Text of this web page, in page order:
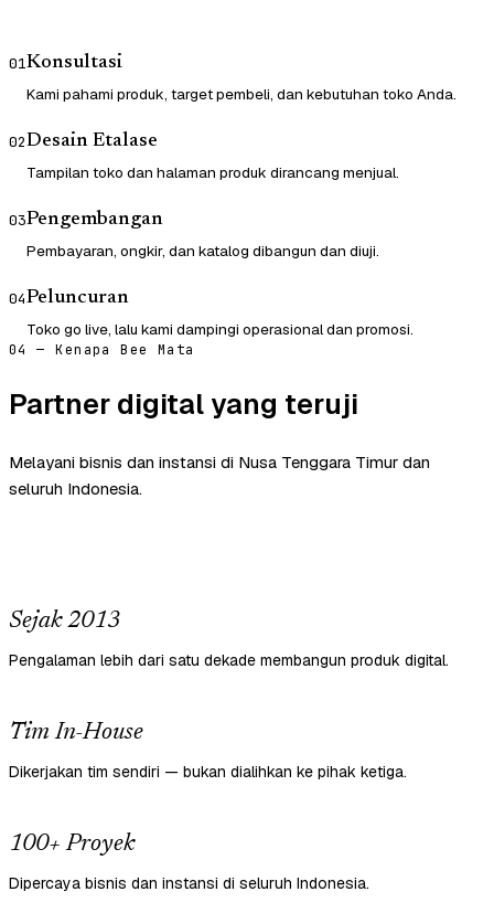
01Konsultasi
Kami pahami produk, target pembeli, dan kebutuhan toko Anda.
02Desain Etalase
Tampilan toko dan halaman produk dirancang menjual.
03Pengembangan
Pembayaran, ongkir, dan katalog dibangun dan diuji.
04Peluncuran
Toko go live, lalu kami dampingi operasional dan promosi.
04 — Kenapa Bee Mata
Partner digital yang teruji
Melayani bisnis dan instansi di Nusa Tenggara Timur dan
seluruh Indonesia.
Sejak 2013
Pengalaman lebih dari satu dekade membangun produk digital.
Tim In-House
Dikerjakan tim sendiri — bukan dialihkan ke pihak ketiga.
100+ Proyek
Dipercaya bisnis dan instansi di seluruh Indonesia.